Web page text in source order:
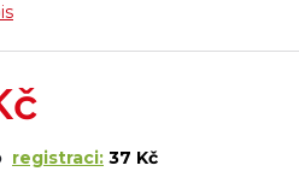
registraci: 37 Kč